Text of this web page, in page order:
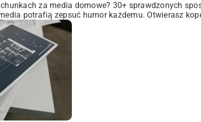
za media domowe? 30+ sprawdzonych
potrafią zepsuć humor każdemu. Otwierasz